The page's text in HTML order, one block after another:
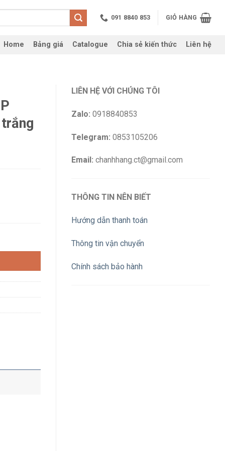
091 8840 853 GIỎ HÀNG
Home Bảng giá Catalogue Chia sẻ kiến thức Liên hệ
LIÊN HỆ VỚI CHÚNG TÔI
Zalo: 0918840853
Telegram: 0853105206
Email: chanhhang.ct@gmail.com
THÔNG TIN NÊN BIẾT
Hướng dẫn thanh toán
Thông tin vận chuyển
Chính sách bảo hành